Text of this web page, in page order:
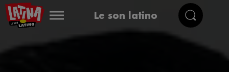
Le son latino